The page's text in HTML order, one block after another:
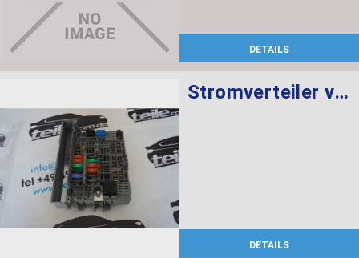
DETAILS
Stromverteiler vorne
DETAILS